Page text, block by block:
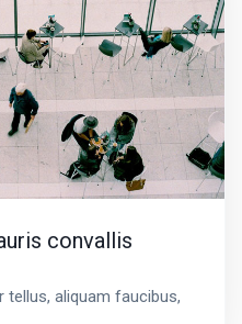
convallis
tellus, aliquam faucibus,